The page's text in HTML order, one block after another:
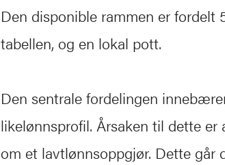
Den disponible rammen er
tabellen, og en lokal pott.
Den sentrale fordelingen
likelønnsprofil. Årsaken til dette er
om et lavtlønnsoppgjør. Dette går